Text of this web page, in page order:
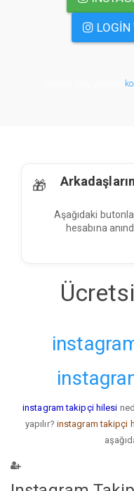
🎁
Aşağıdaki
hesabına
instagram takipçi hilesi
yapılır? instagram takipçi